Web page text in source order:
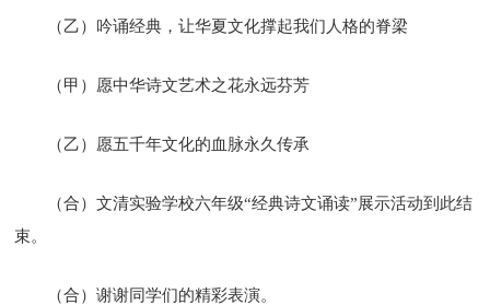
（乙）吟诵经典，让华夏文化撑起我们人格的脊梁
（甲）愿中华诗文艺术之花永远芬芳
（乙）愿五千年文化的血脉永久传承
（合）文清实验学校六年级“经典诗文诵读”展示活动到此结
束。
（合）谢谢同学们的精彩表演。